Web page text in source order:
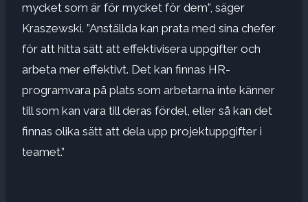
mycket som är för mycket för dem”, säger
Kraszewski. ”Anställda kan prata med sina chefer
för att hitta sätt att effektivisera uppgifter och
arbeta mer effektivt. Det kan finnas HR-
programvara på plats som arbetarna inte känner
till som kan vara till deras fördel, eller så kan det
finnas olika sätt att dela upp projektuppgifter i
teamet.”